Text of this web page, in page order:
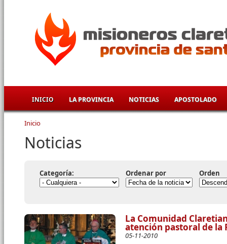
INICIO LA PROVINCIA NOTICIAS APOSTOLADO
Se encuentra usted aquí
Inicio
Noticias
Categoría: Ordenar por Orden
La Comunidad
atención pastoral de la
05-11-2010